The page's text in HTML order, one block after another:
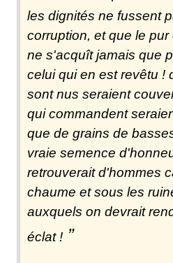
les dignités ne fussent
corruption, et que le
ne s'acquît jamais que
celui qui en est revêtu !
sont nus seraient
qui commandent
que de grains de
vraie semence
retrouverait d'hommes
chaume et sous les
auxquels on devrait
éclat !